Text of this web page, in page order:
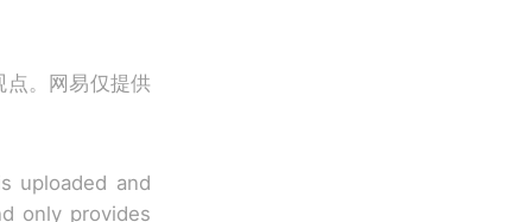
点。网易仅提供
uploaded and
only provides